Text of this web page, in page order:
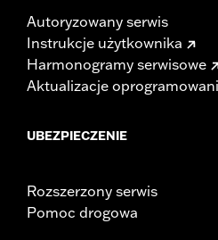
Autoryzowany serwis
Instrukcje użytkownika
Harmonogramy serwisowe
Aktualizacje
UBEZPIECZENIE
Rozszerzony serwis
Pomoc drogowa